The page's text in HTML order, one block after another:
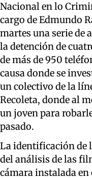
Nacional en lo
cargo de Edmundo
martes una serie de
la detención de
de más de 950
causa donde se
un colectivo de la
Recoleta, donde al
un joven para
pasado.
La identificación de
del análisis de las
cámara instalada en